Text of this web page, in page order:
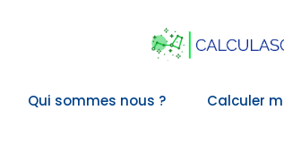
Qui sommes nous ? Calculer